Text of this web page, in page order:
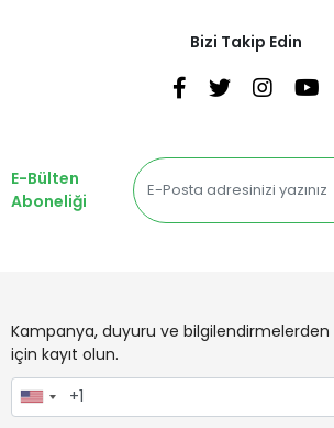
Bizi Takip Edin
E-Bülten
Aboneliği
Kampanya, duyuru ve
için kayıt olun.